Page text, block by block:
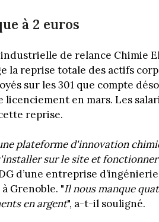
à 2 euros
industrielle de relance Chimie
la reprise totale des actifs
sur les 301 que compte
licenciement en mars. Les
reprise.
plateforme d'innovation
sur le site et fonctionner
d’une entreprise
Grenoble. "Il nous manque
en argent", a-t-il souligné.